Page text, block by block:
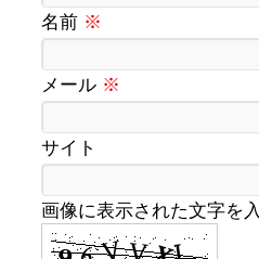
名前 ※
メール ※
サイト
画像に表示された文字を